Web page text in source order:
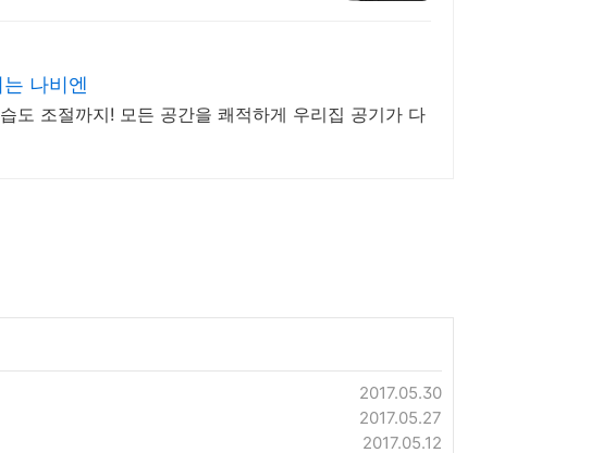
나비엔
도 조절까지! 모든 공간을 쾌적하게 우리집 공기가 다
2017.05.30
2017.05.27
2017.05.12